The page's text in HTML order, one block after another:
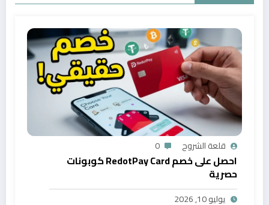
قلعة الشروح 0
احصل على خصم RedotPay Card كوبونات
حصرية
يوليو 10, 2026